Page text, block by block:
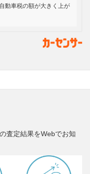
動車税の額が大きく上が
査定結果をWebでお知